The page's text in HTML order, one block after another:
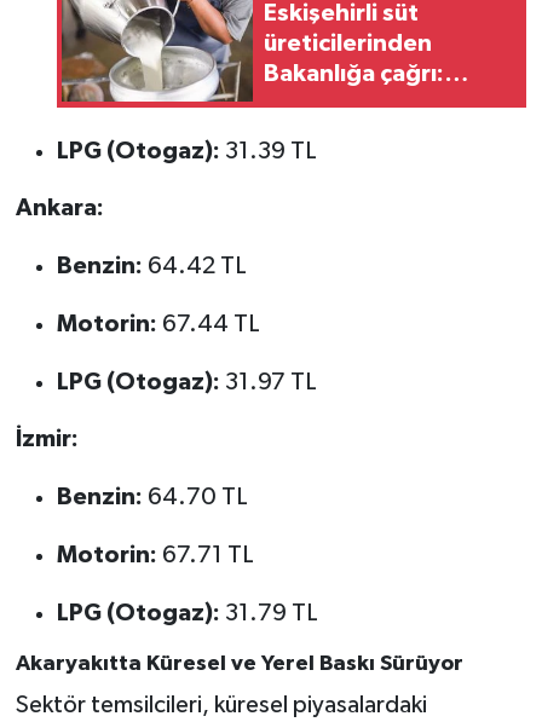
Eskişehirli süt
üreticilerinden
Bakanlığa çağrı:
"Destekleme miktarı
açıklansın"
LPG (Otogaz): 31.39 TL
Ankara:
Benzin: 64.42 TL
Motorin: 67.44 TL
LPG (Otogaz): 31.97 TL
İzmir:
Benzin: 64.70 TL
Motorin: 67.71 TL
LPG (Otogaz): 31.79 TL
Akaryakıtta Küresel ve Yerel Baskı Sürüyor
Sektör temsilcileri, küresel piyasalardaki